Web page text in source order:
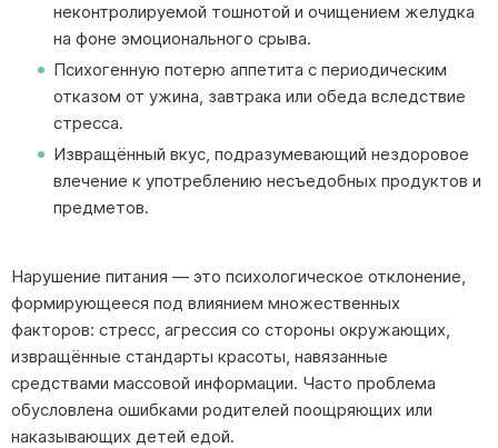
неконтролируемой тошнотой и очищением желудка
на фоне эмоционального срыва.
Психогенную потерю аппетита с периодическим
отказом от ужина, завтрака или обеда вследствие
стресса.
Извращённый вкус, подразумевающий нездоровое
влечение к употреблению несъедобных продуктов и
предметов.
Нарушение питания — это психологическое отклонение,
формирующееся под влиянием множественных
факторов: стресс, агрессия со стороны окружающих,
извращённые стандарты красоты, навязанные
средствами массовой информации. Часто проблема
обусловлена ошибками родителей поощряющих или
наказывающих детей едой.